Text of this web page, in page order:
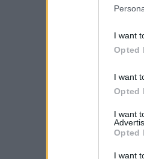
I want
Opted
I want
Opted
I want
Opted
I want